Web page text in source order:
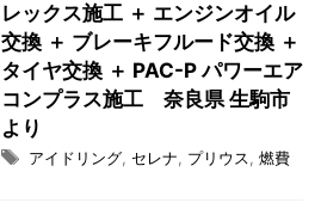
レックス施工 ＋ エンジンオイル
交換 ＋ ブレーキフルード交換 ＋
タイヤ交換 ＋ PAC-P パワーエア
コンプラス施工 奈良県 生駒市
より
アイドリング セレナ プリウス 燃費